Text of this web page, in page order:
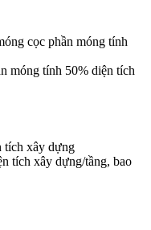
cọc phần móng tính
móng tính 50% diện tích
tích xây dựng
tích xây dựng/tầng, bao